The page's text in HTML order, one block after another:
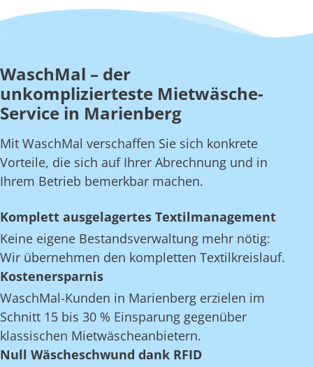
WaschMal – der
unkomplizierteste Mietwäsche-
Service in Marienberg
Mit WaschMal verschaffen Sie sich konkrete
Vorteile, die sich auf Ihrer Abrechnung und in
Ihrem Betrieb bemerkbar machen.
Komplett ausgelagertes Textilmanagement
Keine eigene Bestandsverwaltung mehr nötig:
Wir übernehmen den kompletten Textilkreislauf.
Kostenersparnis
WaschMal-Kunden in Marienberg erzielen im
Schnitt 15 bis 30 % Einsparung gegenüber
klassischen Mietwäscheanbietern.
Null Wäscheschwund dank RFID